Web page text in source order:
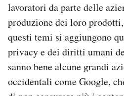
lavoratori da parte delle
produzione dei loro
questi temi si aggiungono
privacy e dei diritti umani
sanno bene alcune grandi
occidentali come Google,